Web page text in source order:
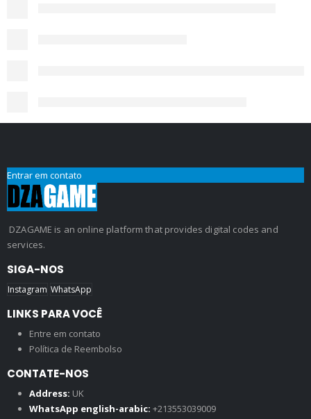
Entrar em contato
DZAGAME is an online platform that provides digital codes and
services.
SIGA-NOS
Instagram WhatsApp
LINKS PARA VOCÊ
Entre em contato
Política de Reembolso
CONTATE-NOS
Address: UK
WhatsApp english-arabic: +213553039009